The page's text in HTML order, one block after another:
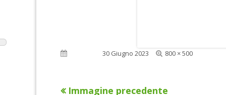
Pubblicato30 Giugno 2023
Dimensione
800 × 500
Immagine precedente